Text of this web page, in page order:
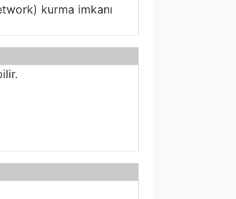
kurma imkanı